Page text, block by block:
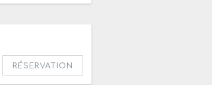
RÉSERVATION